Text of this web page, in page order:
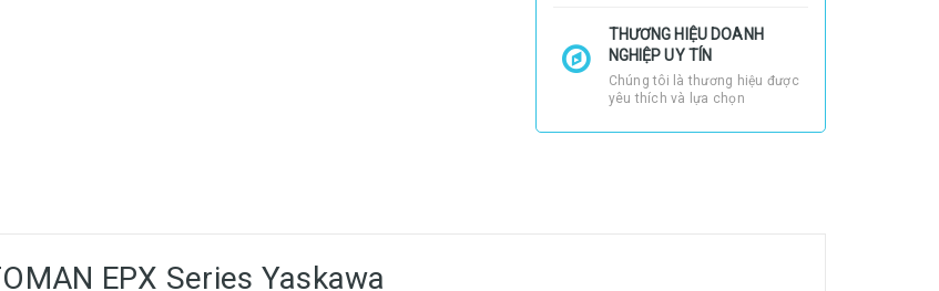
THƯƠNG HIỆU DOANH
NGHIỆP UY TÍN
Chúng tôi là thương hiệu được
yêu thích và lựa chọn
EPX Series Yaskawa